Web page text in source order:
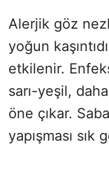
Alerjik göz
yoğun
etkilenir.
sarı-yeşil,
öne çıkar.
yapışması sık